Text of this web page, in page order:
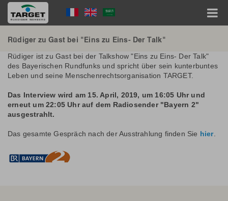
Direkt
zum
Inhalt
Language
Menu
Hauptnavigation
Rüdiger zu Gast bei "Eins zu Eins- Der Talk"
Rüdiger ist zu Gast bei der Talkshow "Eins zu Eins- Der Talk"
des Bayerischen Rundfunks und spricht über sein kunterbuntes
Leben und seine Menschenrechtsorganisation TARGET.
Das Interview wird am 15. April, 2019, um 16:05 Uhr und
erneut um 22:05 Uhr auf dem Radiosender "Bayern 2"
ausgestrahlt.
Das gesamte Gespräch nach der Ausstrahlung finden Sie hier.